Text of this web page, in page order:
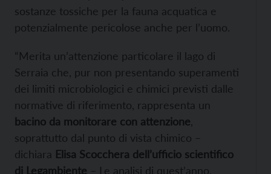
sostanze tossiche per la fauna acquatica e
potenzialmente pericolose anche per l’uomo.
“Merita un’attenzione particolare il lago di
Serraia che, pur non presentando superamenti
dei limiti microbiologici e chimici previsti dalle
normative di riferimento, rappresenta un
bacino da monitorare con attenzione
soprattutto dal punto di vista chimico –
dichiara Elisa Scocchera dell’ufficio scientifico
di Legambiente – Le analisi di quest’anno,